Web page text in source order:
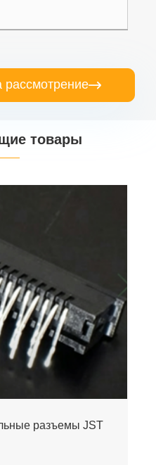
рассмотрение
товары
разъемы JST